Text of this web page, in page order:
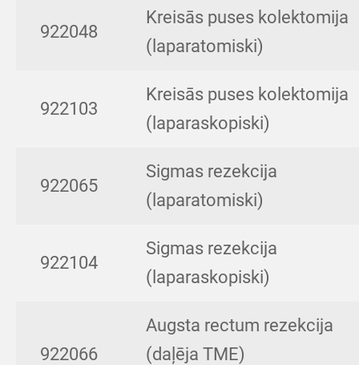
922048
Kreisās puses kolektomija
(laparatomiski)
922103
Kreisās puses kolektomija
(laparaskopiski)
922065
Sigmas rezekcija
(laparatomiski)
922104
Sigmas rezekcija
(laparaskopiski)
922066
Augsta rectum rezekcija
(daļēja TME)